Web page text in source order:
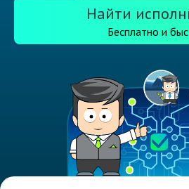
Найти
Бесплатно и